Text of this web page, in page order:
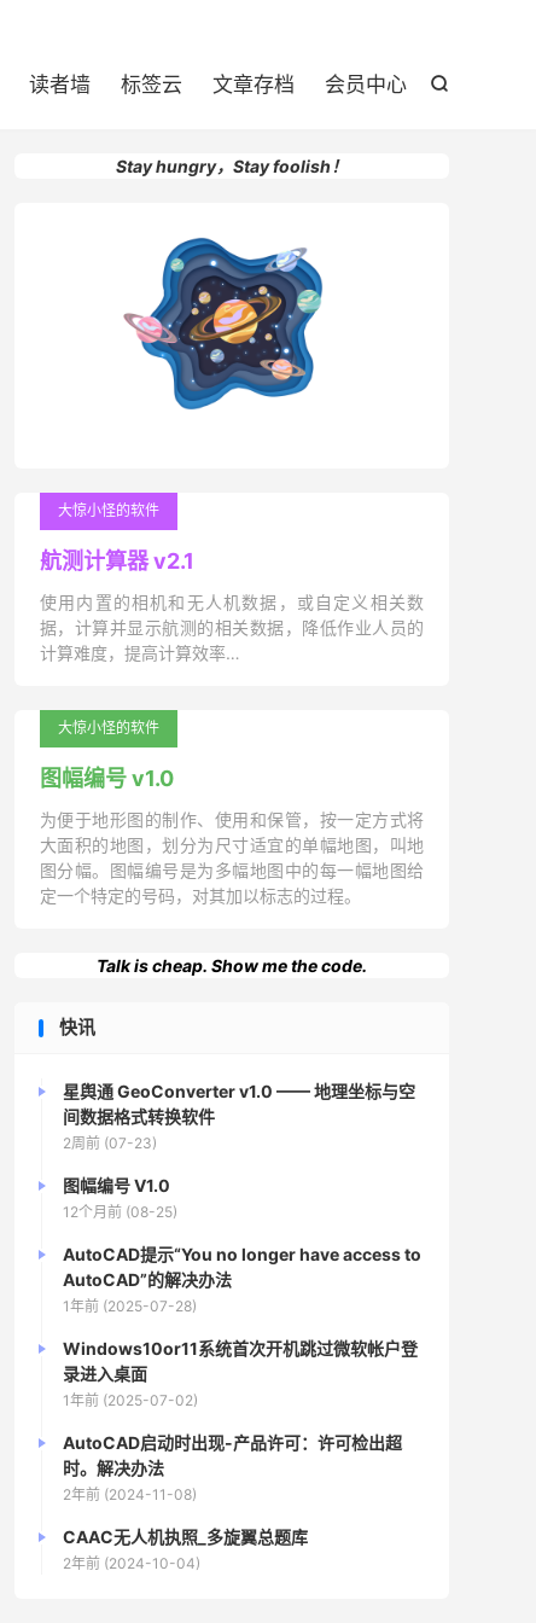

读者墙 标签云 文章存档 会员中心
Stay hungry，Stay foolish！
大惊小怪的软件
航测计算器 v2.1
使用内置的相机和无人机数据，或自定义相关数
据，计算并显示航测的相关数据，降低作业人员的
计算难度，提高计算效率…
大惊小怪的软件
图幅编号 v1.0
为便于地形图的制作、使用和保管，按一定方式将
大面积的地图，划分为尺寸适宜的单幅地图，叫地
图分幅。图幅编号是为多幅地图中的每一幅地图给
定一个特定的号码，对其加以标志的过程。
Talk is cheap. Show me the code.
快讯
星舆通 GeoConverter v1.0 —— 地理坐标与空
间数据格式转换软件
2周前 (07-23)
图幅编号 V1.0
12个月前 (08-25)
AutoCAD提示“You no longer have access to
AutoCAD”的解决办法
1年前 (2025-07-28)
Windows10or11系统首次开机跳过微软帐户登
录进入桌面
1年前 (2025-07-02)
AutoCAD启动时出现-产品许可：许可检出超
时。解决办法
2年前 (2024-11-08)
CAAC无人机执照_多旋翼总题库
2年前 (2024-10-04)